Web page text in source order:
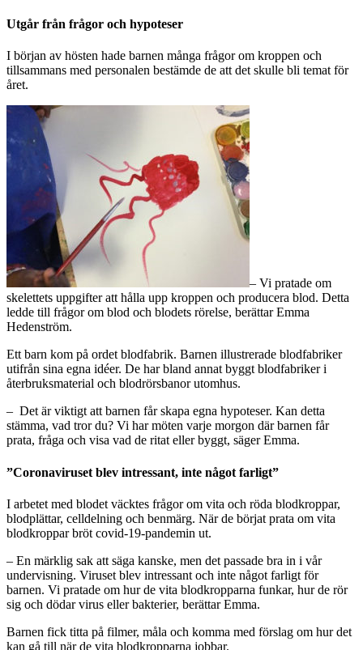
Utgår från frågor och hypoteser
I början av hösten hade barnen många frågor om kroppen och
tillsammans med personalen bestämde de att det skulle bli temat för
året.
– Vi pratade om
skelettets uppgifter att hålla upp kroppen och producera blod. Detta
ledde till frågor om blod och blodets rörelse, berättar Emma
Hedenström.
Ett barn kom på ordet blodfabrik. Barnen illustrerade blodfabriker
utifrån sina egna idéer. De har bland annat byggt blodfabriker i
återbruksmaterial och blodrörsbanor utomhus.
– Det är viktigt att barnen får skapa egna hypoteser. Kan detta
stämma, vad tror du? Vi har möten varje morgon där barnen får
prata, fråga och visa vad de ritat eller byggt, säger Emma.
”Coronaviruset blev intressant, inte något farligt”
I arbetet med blodet väcktes frågor om vita och röda blodkroppar,
blodplättar, celldelning och benmärg. När de börjat prata om vita
blodkroppar bröt covid-19-pandemin ut.
– En märklig sak att säga kanske, men det passade bra in i vår
undervisning. Viruset blev intressant och inte något farligt för
barnen. Vi pratade om hur de vita blodkropparna funkar, hur de rör
sig och dödar virus eller bakterier, berättar Emma.
Barnen fick titta på filmer, måla och komma med förslag om hur det
kan gå till när de vita blodkropparna jobbar.